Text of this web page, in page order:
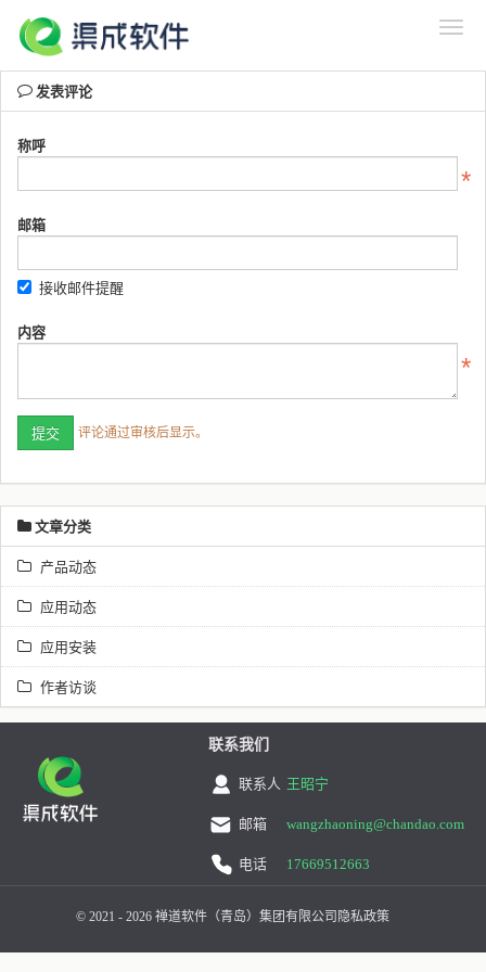
发表评论
称呼
邮箱
接收邮件提醒
内容
评论通过审核后显示。
文章分类
产品动态
应用动态
应用安装
作者访谈
联系我们
联系人 王昭宁
邮箱 wangzhaoning@chandao.com
电话 17669512663
© 2021 - 2026 禅道软件（青岛）集团有限公司 隐私政策